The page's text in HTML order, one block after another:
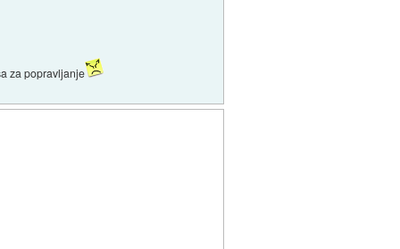
za popravljanje